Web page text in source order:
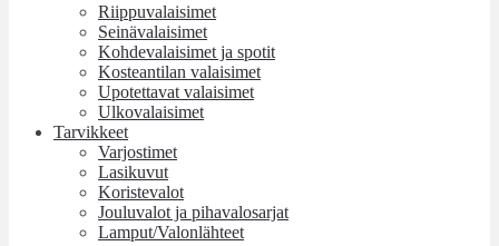
Riippuvalaisimet
Seinävalaisimet
Kohdevalaisimet ja spotit
Kosteantilan valaisimet
Upotettavat valaisimet
Ulkovalaisimet
Tarvikkeet
Varjostimet
Lasikuvut
Koristevalot
Jouluvalot ja pihavalosarjat
Lamput/Valonlähteet